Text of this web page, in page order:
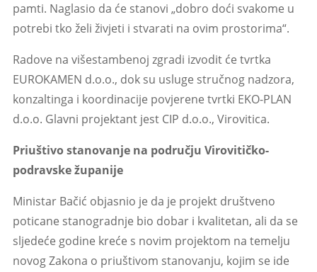
pamti. Naglasio da će stanovi „dobro doći svakome u
potrebi tko želi živjeti i stvarati na ovim prostorima“.
Radove na višestambenoj zgradi izvodit će tvrtka
EUROKAMEN d.o.o., dok su usluge stručnog nadzora,
konzaltinga i koordinacije povjerene tvrtki EKO-PLAN
d.o.o. Glavni projektant jest CIP d.o.o., Virovitica.
Priuštivo stanovanje na području Virovitičko-
podravske županije
Ministar Bačić objasnio je da je projekt društveno
poticane stanogradnje bio dobar i kvalitetan, ali da se
sljedeće godine kreće s novim projektom na temelju
novog Zakona o priuštivom stanovanju, kojim se ide